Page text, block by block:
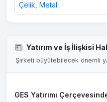
Çelik, Metal
Yatırım ve İş İlişkisi
Şirketi büyütebilecek önemli
GES Yatırımı